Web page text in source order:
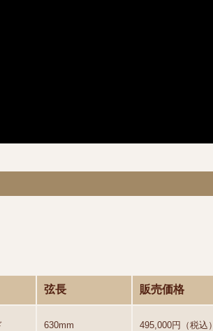
弦長 販売価格
630mm 495,000円（税込）